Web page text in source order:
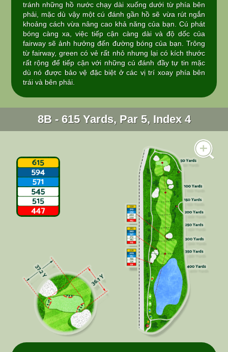
tránh những hồ nước chạy dài xuống dưới từ phía bên
phải, mặc dù vậy một cú đánh gần hồ sẽ vừa rút ngắn
khoảng cách vừa nâng cao khả năng của bạn. Cú phát
bóng càng xa, việc tiếp cận càng dài và độ dốc của
fairway sẽ ảnh hưởng đến đường bóng của bạn. Trông
từ fairway, green có vẻ rất nhỏ nhưng lại có kích thước
rất rộng để tiếp cận với những cú đánh đầy tự tin mặc
dù nó được bảo vệ đặc biệt ở các vị trí xoay phía bên
trái và bên phải.
8B - 615 Yards, Par 5, Index 4